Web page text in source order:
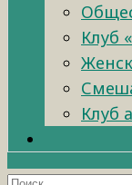
Клуб
Клуб